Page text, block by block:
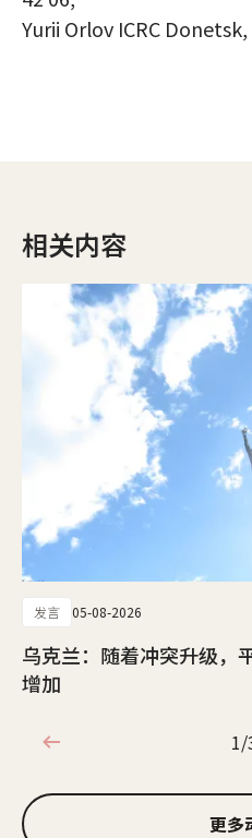
Yurii Orlov ICRC
相关内容
发言 05-08-2026
乌克兰：随着冲突升级，
增加
1/
1/
更多